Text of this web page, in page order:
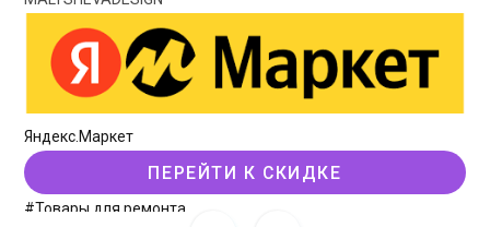
Яндекс.Маркет
ПЕРЕЙТИ К СКИДКЕ
#Товары для ремонта